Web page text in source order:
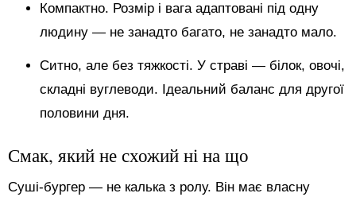
Компактно. Розмір і вага адаптовані під одну
людину — не занадто багато, не занадто мало.
Ситно, але без тяжкості. У страві — білок, овочі,
складні вуглеводи. Ідеальний баланс для другої
половини дня.
Смак, який не схожий ні на що
Суші-бургер — не калька з ролу. Він має власну